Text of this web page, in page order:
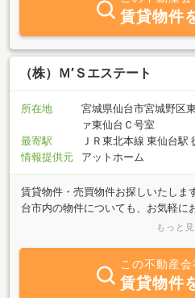
賃貸物件
（株）Ｍ’Ｓエステート
所在地
宮城県仙台市宮城野区
ァ東仙台Ｃ号室
最寄駅
ＪＲ東北本線 東仙台駅
情報提供元
アットホーム
賃貸物件・売買物件お探しいたしま
台市内の物件についても、お気軽に
入居者募集中のオーナー様も是非当
もっと
この不動産
賃貸物件